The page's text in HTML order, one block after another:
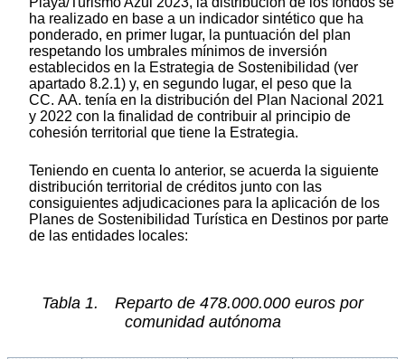
ha realizado en base a un indicador sintético que ha
ponderado, en primer lugar, la puntuación del plan
respetando los umbrales mínimos de inversión
establecidos en la Estrategia de Sostenibilidad (ver
apartado 8.2.1) y, en segundo lugar, el peso que la
CC. AA. tenía en la distribución del Plan Nacional 2021
y 2022 con la finalidad de contribuir al principio de
cohesión territorial que tiene la Estrategia.
Teniendo en cuenta lo anterior, se acuerda la siguiente
distribución territorial de créditos junto con las
consiguientes adjudicaciones para la aplicación de los
Planes de Sostenibilidad Turística en Destinos por parte
de las entidades locales:
Tabla 1. Reparto de 478.000.000 euros por
comunidad autónoma